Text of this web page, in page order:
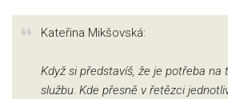
Kateřina Mikšovská:
Když si představíš, že je potřeba na
službu. Kde přesně v řetězci